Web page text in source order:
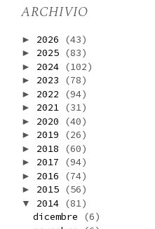
ARCHIVIO
► 2026 (43)
► 2025 (83)
► 2024 (102)
► 2023 (78)
► 2022 (94)
► 2021 (31)
► 2020 (40)
► 2019 (26)
► 2018 (60)
► 2017 (94)
► 2016 (74)
► 2015 (56)
▼ 2014 (81)
dicembre
(6)